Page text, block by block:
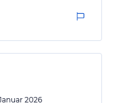
2026